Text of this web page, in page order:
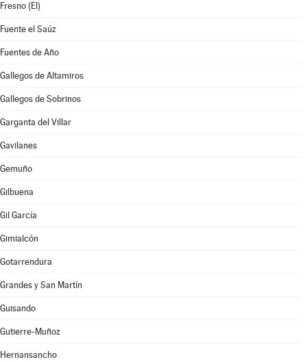
Fresno (El)
Fuente el Saúz
Fuentes de Año
Gallegos de Altamiros
Gallegos de Sobrinos
Garganta del Villar
Gavilanes
Gemuño
Gilbuena
Gil García
Gimialcón
Gotarrendura
Grandes y San Martín
Guisando
Gutierre-Muñoz
Hernansancho